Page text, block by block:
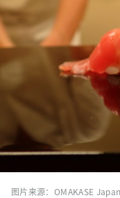
图片来源：OMAKASE